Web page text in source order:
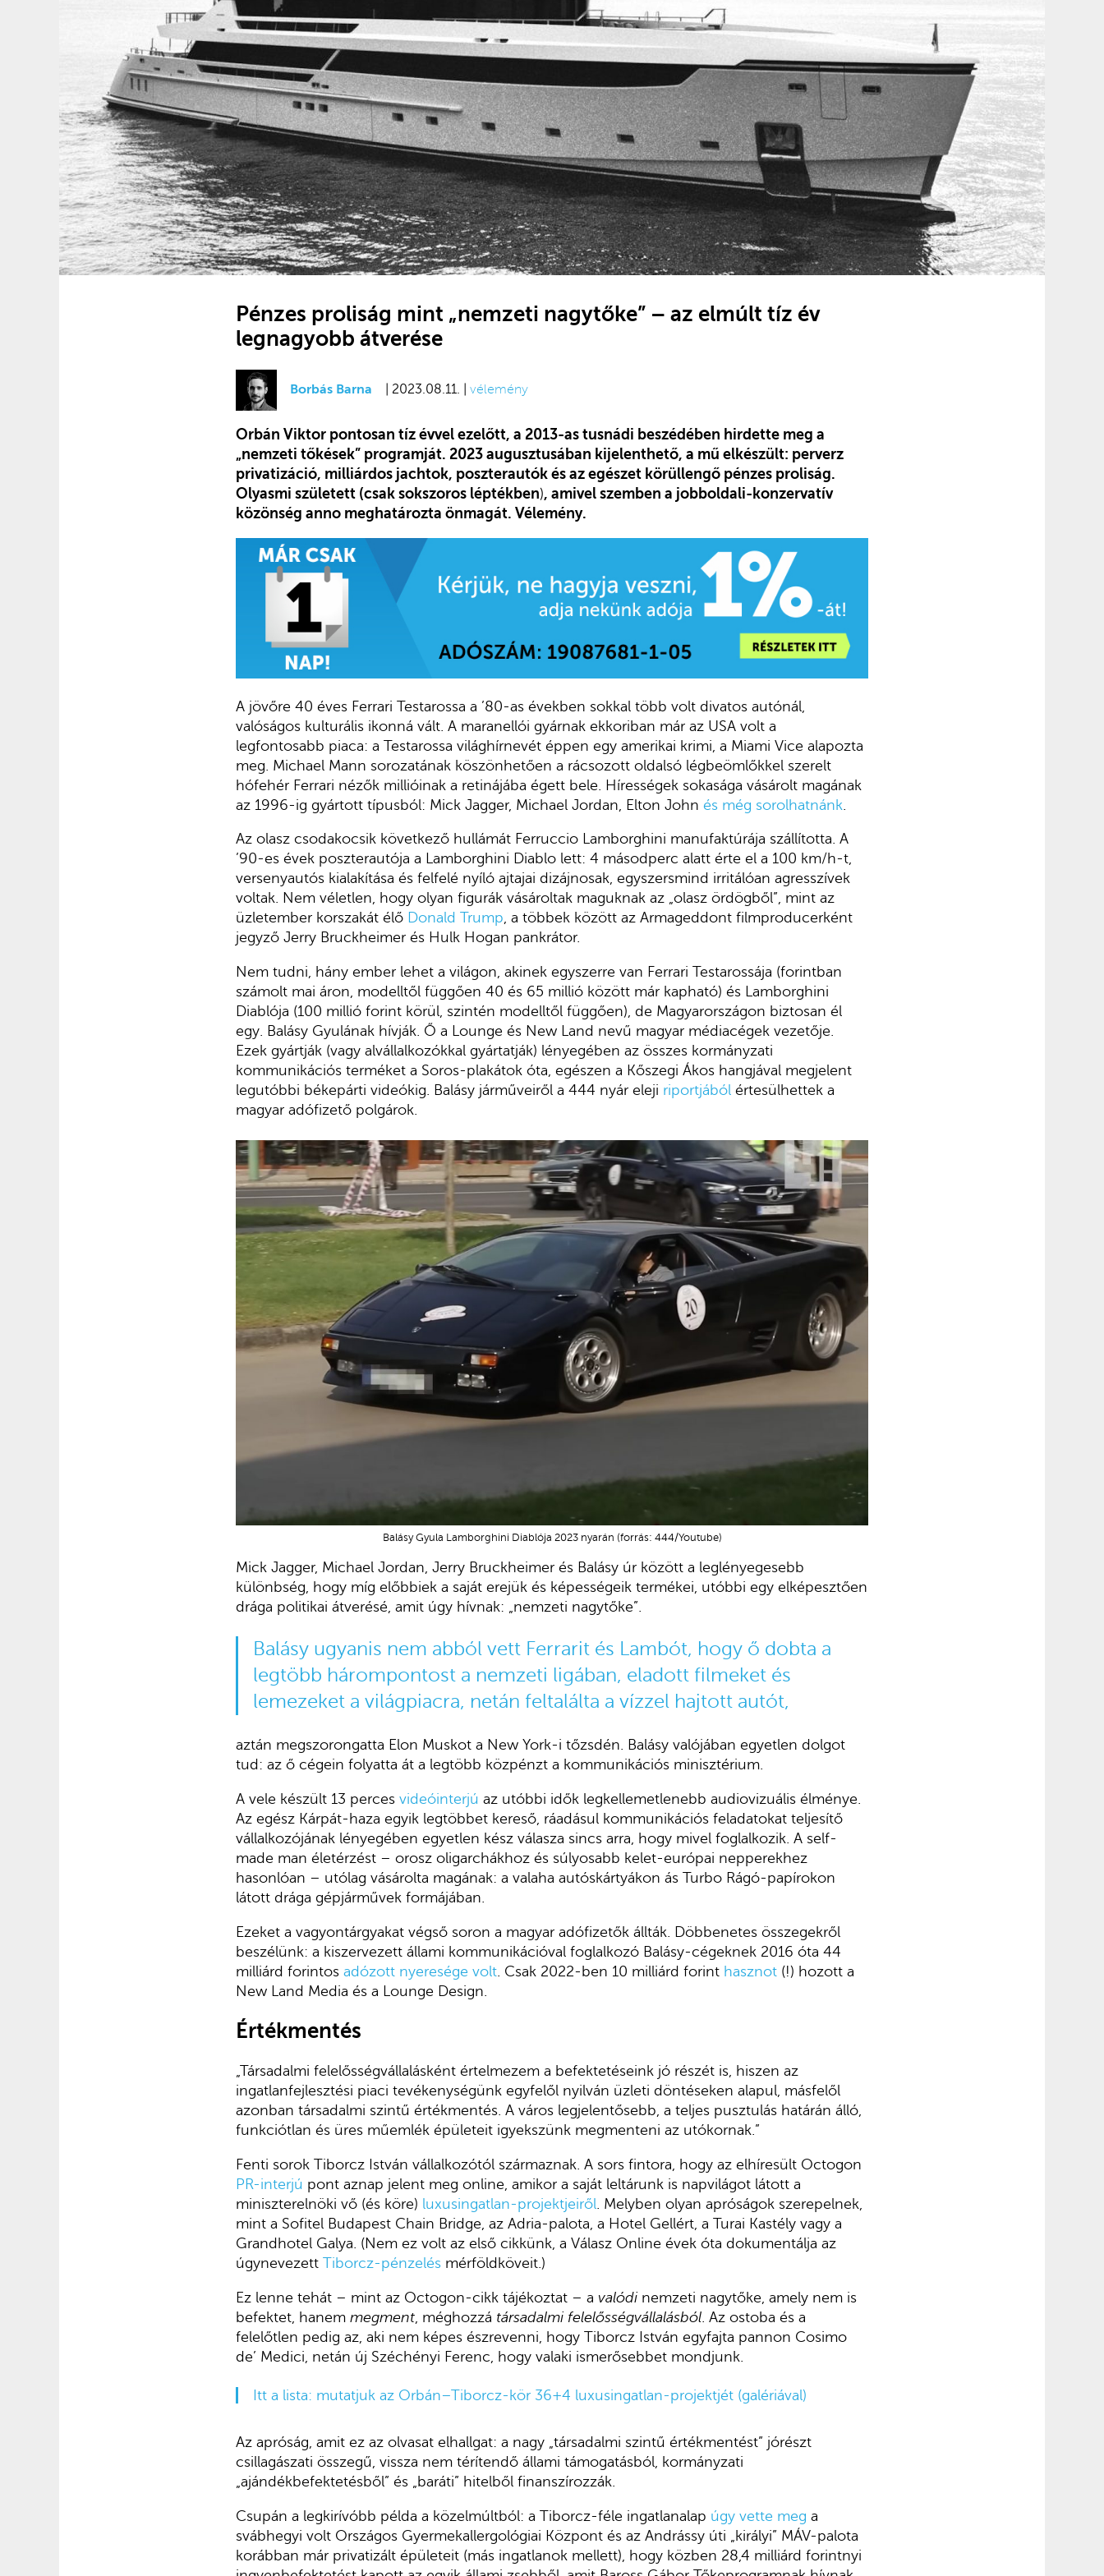
Pénzes proliság mint „nemzeti nagytőke” – az elmúlt tíz év
legnagyobb átverése
Borbás Barna | 2023.08.11. | vélemény
Orbán Viktor pontosan tíz évvel ezelőtt, a 2013-as tusnádi beszédében hirdette meg a
„nemzeti tőkések” programját. 2023 augusztusában kijelenthető, a mű elkészült: perverz
privatizáció, milliárdos jachtok, poszterautók és az egészet körüllengő pénzes proliság.
Olyasmi született (csak sokszoros léptékben), amivel szemben a jobboldali-konzervatív
közönség anno meghatározta önmagát. Vélemény.
A jövőre 40 éves Ferrari Testarossa a ’80-as években sokkal több volt divatos autónál,
valóságos kulturális ikonná vált. A maranellói gyárnak ekkoriban már az USA volt a
legfontosabb piaca: a Testarossa világhírnevét éppen egy amerikai krimi, a Miami Vice alapozta
meg. Michael Mann sorozatának köszönhetően a rácsozott oldalsó légbeömlőkkel szerelt
hófehér Ferrari nézők millióinak a retinájába égett bele. Hírességek sokasága vásárolt magának
az 1996-ig gyártott típusból: Mick Jagger, Michael Jordan, Elton John és még sorolhatnánk
Az olasz csodakocsik következő hullámát Ferruccio Lamborghini manufaktúrája szállította. A
’90-es évek poszterautója a Lamborghini Diablo lett: 4 másodperc alatt érte el a 100 km/h-t,
versenyautós kialakítása és felfelé nyíló ajtajai dizájnosak, egyszersmind irritálóan agresszívek
voltak. Nem véletlen, hogy olyan figurák vásároltak maguknak az „olasz ördögből”, mint az
üzletember korszakát élő Donald Trump, a többek között az Armageddont filmproducerként
jegyző Jerry Bruckheimer és Hulk Hogan pankrátor.
Nem tudni, hány ember lehet a világon, akinek egyszerre van Ferrari Testarossája (forintban
számolt mai áron, modelltől függően 40 és 65 millió között már kapható) és Lamborghini
Diablója (100 millió forint körül, szintén modelltől függően), de Magyarországon biztosan él
egy. Balásy Gyulának hívják. Ő a Lounge és New Land nevű magyar médiacégek vezetője.
Ezek gyártják (vagy alvállalkozókkal gyártatják) lényegében az összes kormányzati
kommunikációs terméket a Soros-plakátok óta, egészen a Kőszegi Ákos hangjával megjelent
legutóbbi békepárti videókig. Balásy járműveiről a 444 nyár eleji riportjából értesülhettek a
magyar adófizető polgárok.
Balásy Gyula Lamborghini Diablója 2023 nyarán (forrás: 444/Youtube)
Mick Jagger, Michael Jordan, Jerry Bruckheimer és Balásy úr között a leglényegesebb
különbség, hogy míg előbbiek a saját erejük és képességeik termékei, utóbbi egy elképesztően
drága politikai átverésé, amit úgy hívnak: „nemzeti nagytőke”.
Balásy ugyanis nem abból vett Ferrarit és Lambót, hogy ő dobta a
legtöbb hárompontost a nemzeti ligában, eladott filmeket és
lemezeket a világpiacra, netán feltalálta a vízzel hajtott autót,
aztán megszorongatta Elon Muskot a New York-i tőzsdén. Balásy valójában egyetlen dolgot
tud: az ő cégein folyatta át a legtöbb közpénzt a kommunikációs minisztérium.
A vele készült 13 perces videóinterjú az utóbbi idők legkellemetlenebb audiovizuális élménye.
Az egész Kárpát-haza egyik legtöbbet kereső, ráadásul kommunikációs feladatokat teljesítő
vállalkozójának lényegében egyetlen kész válasza sincs arra, hogy mivel foglalkozik. A self-
made man életérzést – orosz oligarchákhoz és súlyosabb kelet-európai nepperekhez
hasonlóan – utólag vásárolta magának: a valaha autóskártyákon ás Turbo Rágó-papírokon
látott drága gépjárművek formájában.
Ezeket a vagyontárgyakat végső soron a magyar adófizetők állták. Döbbenetes összegekről
beszélünk: a kiszervezett állami kommunikációval foglalkozó Balásy-cégeknek 2016 óta 44
milliárd forintos adózott nyeresége volt . Csak 2022-ben 10 milliárd forint hasznot (!) hozott a
New Land Media és a Lounge Design.
Értékmentés
„Társadalmi felelősségvállalásként értelmezem a befektetéseink jó részét is, hiszen az
ingatlanfejlesztési piaci tevékenységünk egyfelől nyilván üzleti döntéseken alapul, másfelől
azonban társadalmi szintű értékmentés. A város legjelentősebb, a teljes pusztulás határán álló,
funkciótlan és üres műemlék épületeit igyekszünk megmenteni az utókornak.”
Fenti sorok Tiborcz István vállalkozótól származnak. A sors fintora, hogy az elhíresült Octogon
PR-interjú pont aznap jelent meg online, amikor a saját leltárunk is napvilágot látott a
miniszterelnöki vő (és köre) luxusingatlan-projektjeiről . Melyben olyan apróságok szerepelnek,
mint a Sofitel Budapest Chain Bridge, az Adria-palota, a Hotel Gellért, a Turai Kastély vagy a
Grandhotel Galya. (Nem ez volt az első cikkünk, a Válasz Online évek óta dokumentálja az
úgynevezett Tiborcz-pénzelés mérföldköveit.)
Ez lenne tehát – mint az Octogon-cikk tájékoztat – a valódi nemzeti nagytőke, amely nem is
befektet, hanem megment , méghozzá társadalmi felelősségvállalásból . Az ostoba és a
felelőtlen pedig az, aki nem képes észrevenni, hogy Tiborcz István egyfajta pannon Cosimo
de’ Medici, netán új Széchényi Ferenc, hogy valaki ismerősebbet mondjunk.
Itt a lista: mutatjuk az Orbán–Tiborcz-kör 36+4 luxusingatlan-projektjét (galériával)
Az apróság, amit ez az olvasat elhallgat: a nagy „társadalmi szintű értékmentést” jórészt
csillagászati összegű, vissza nem térítendő állami támogatásból, kormányzati
„ajándékbefektetésből” és „baráti” hitelből finanszírozzák.
Csupán a legkirívóbb példa a közelmúltból: a Tiborcz-féle ingatlanalap úgy vette meg a
svábhegyi volt Országos Gyermekallergológiai Központ és az Andrássy úti „királyi” MÁV-palota
korábban már privatizált épületeit (más ingatlanok mellett), hogy közben 28,4 milliárd forintnyi